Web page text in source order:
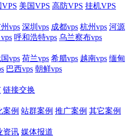
美国VPS 高防VPS 挂机VPS
vps 深圳vps 成都vps 杭州vps 河源
呼和浩特vps 乌兰察布vps
vps 荷兰vps 希腊vps 越南vps 缅甸
巴西vps 朝鲜vps
链接交换
案例 站群案例 推广案例 其它案例
资讯 媒体报道